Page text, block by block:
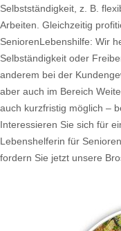
Selbstständigkeit, z. B.
Arbeiten. Gleichzeitig
SeniorenLebenshilfe: Wir
Selbständigkeit oder
anderem bei der
aber auch im Bereich
auch kurzfristig möglich –
Interessieren Sie sich für
Lebenshelferin für
fordern Sie jetzt unsere